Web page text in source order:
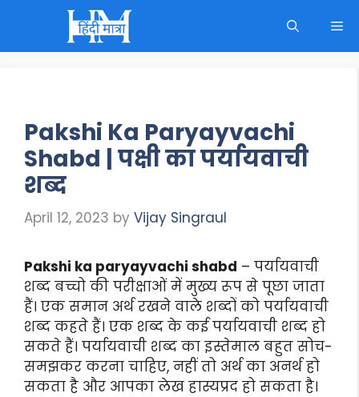
content
Pakshi Ka Paryayvachi
Shabd | पक्षी का पर्यायवाची
शब्द
April 12, 2023 by Vijay Singraul
Pakshi ka paryayvachi shabd – पर्यायवाची
शब्द बच्चो की परीक्षाओं में मुख्य रूप से पूछा जाता
हैं। एक समान अर्थ रखने वाले शब्दों को पर्यायवाची
शब्द कहते हैं। एक शब्द के कई पर्यायवाची शब्द हो
सकते हैं। पर्यायवाची शब्द का इस्तेमाल बहुत सोच-
समझकर करना चाहिए, नहीं तो अर्थ का अनर्थ हो
सकता है और आपका लेख हास्यप्रद हो सकता है।